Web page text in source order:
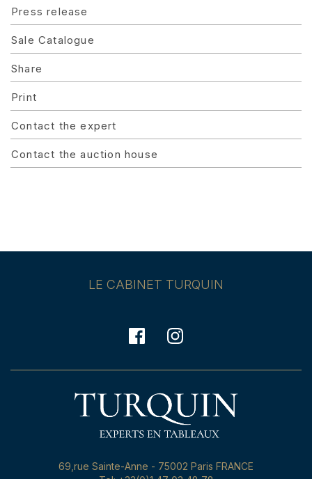
Press release
Sale Catalogue
Share
Print
Contact the expert
Contact the auction house
LE CABINET TURQUIN
69,rue Sainte-Anne - 75002 Paris FRANCE